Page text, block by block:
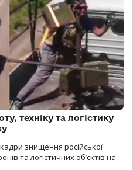
техніку та логістику
знищення російської
та логістичних об’єктів на